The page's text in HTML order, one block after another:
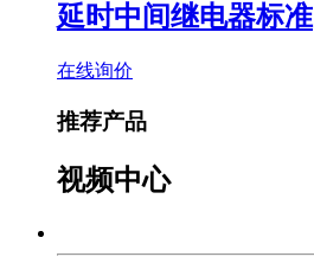
延时中间继电器标准
在线询价
推荐产品
视频中心